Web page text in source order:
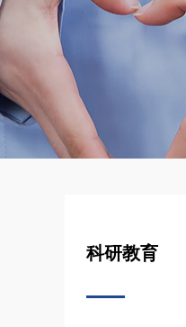
科研教育